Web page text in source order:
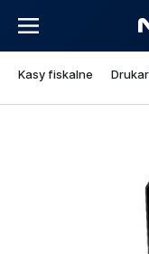
Kasy fiskalne